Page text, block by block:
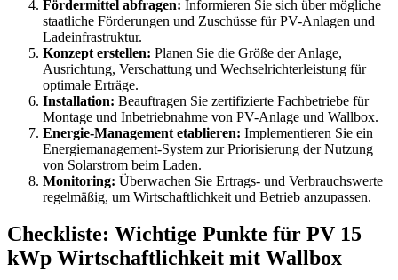
Fördermittel abfragen: Informieren Sie sich über mögliche
staatliche Förderungen und Zuschüsse für PV-Anlagen und
Ladeinfrastruktur.
Konzept erstellen: Planen Sie die Größe der Anlage,
Ausrichtung, Verschattung und Wechselrichterleistung für
optimale Erträge.
Installation: Beauftragen Sie zertifizierte Fachbetriebe für
Montage und Inbetriebnahme von PV-Anlage und Wallbox.
Energie-Management etablieren: Implementieren Sie ein
Energiemanagement-System zur Priorisierung der Nutzung
von Solarstrom beim Laden.
Monitoring: Überwachen Sie Ertrags- und Verbrauchswerte
regelmäßig, um Wirtschaftlichkeit und Betrieb anzupassen.
Checkliste: Wichtige Punkte für PV 15
kWp Wirtschaftlichkeit mit Wallbox